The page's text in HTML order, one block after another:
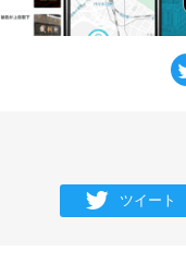
ツイート